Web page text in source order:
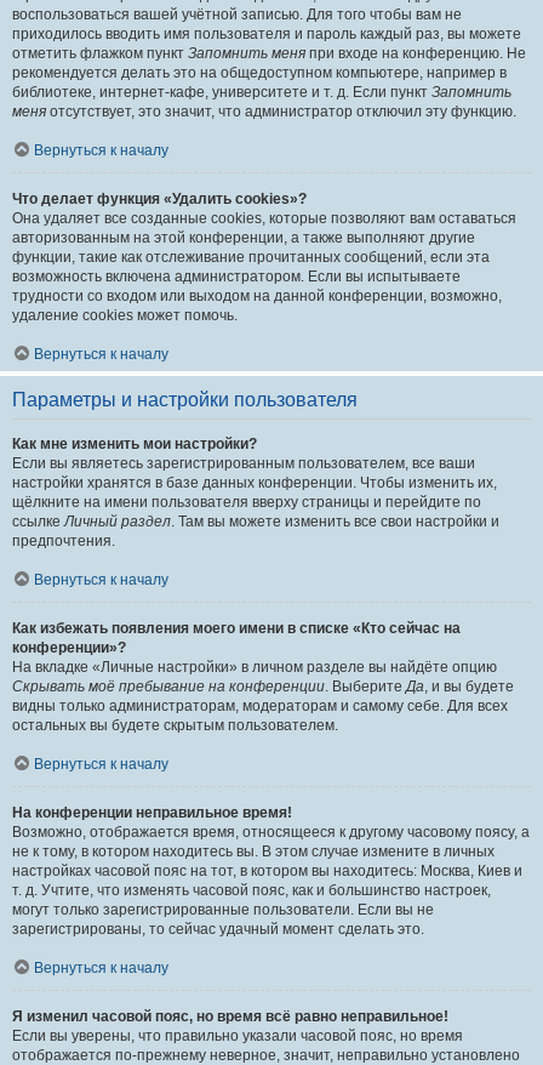
воспользоваться вашей учётной записью. Для того чтобы вам не
приходилось вводить имя пользователя и пароль каждый раз, вы можете
отметить флажком пункт Запомнить меня при входе на конференцию. Не
рекомендуется делать это на общедоступном компьютере, например в
библиотеке, интернет-кафе, университете и т. д. Если пункт Запомнить
меня отсутствует, это значит, что администратор отключил эту функцию.
Вернуться к началу
Что делает функция «Удалить cookies»?
Она удаляет все созданные cookies, которые позволяют вам оставаться
авторизованным на этой конференции, а также выполняют другие
функции, такие как отслеживание прочитанных сообщений, если эта
возможность включена администратором. Если вы испытываете
трудности со входом или выходом на данной конференции, возможно,
удаление cookies может помочь.
Вернуться к началу
Параметры и настройки пользователя
Как мне изменить мои настройки?
Если вы являетесь зарегистрированным пользователем, все ваши
настройки хранятся в базе данных конференции. Чтобы изменить их,
щёлкните на имени пользователя вверху страницы и перейдите по
ссылкеЛичный раздел. Там вы можете изменить все свои настройки и
предпочтения.
Вернуться к началу
Как избежать появления моего имени в списке «Кто сейчас на
конференции»?
На вкладке «Личные настройки» в личном разделе вы найдёте опцию
Скрывать моё пребывание на конференции. ВыберитеДа, и вы будете
видны только администраторам, модераторам и самому себе. Для всех
остальных вы будете скрытым пользователем.
Вернуться к началу
На конференции неправильное время!
Возможно, отображается время, относящееся к другому часовому поясу, а
не к тому, в котором находитесь вы. В этом случае измените в личных
настройках часовой пояс на тот, в котором вы находитесь: Москва, Киев и
т. д. Учтите, что изменять часовой пояс, как и большинство настроек,
могут только зарегистрированные пользователи. Если вы не
зарегистрированы, то сейчас удачный момент сделать это.
Вернуться к началу
Я изменил часовой пояс, но время всё равно неправильное!
Если вы уверены, что правильно указали часовой пояс, но время
отображается по-прежнему неверное, значит, неправильно установлено